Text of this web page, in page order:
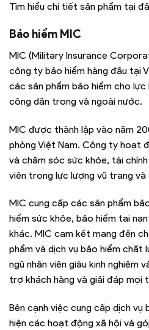
Tìm hiểu chi tiết sản phẩm tại
Bảo hiểm MIC
MIC (Military Insurance
công ty bảo hiểm hàng đầu tại
các sản phẩm bảo hiểm cho
công dân trong và ngoài nước.
MIC được thành lập vào năm
phòng Việt Nam. Công ty hoạt
và chăm sóc sức khỏe, tài
viên trong lực lượng vũ trang và
MIC cung cấp các sản phẩm
hiểm sức khỏe, bảo hiểm tai
khác. MIC cam kết mang đến
phẩm và dịch vụ bảo hiểm
ngũ nhân viên giàu kinh nghiệm
trợ khách hàng và giải đáp mọi
Bên cạnh việc cung cấp dịch vụ
hiện các hoạt động xã hội và